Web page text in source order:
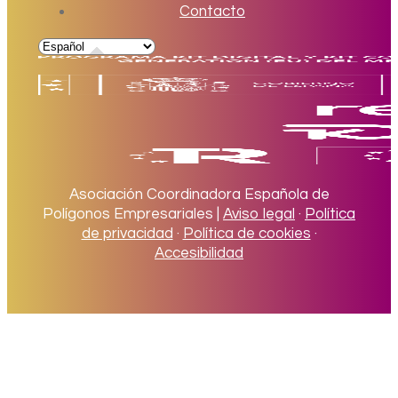
Contacto
Asociación Coordinadora Española de
Polígonos Empresariales | Aviso legal · Política
de privacidad · Política de cookies ·
Accesibilidad